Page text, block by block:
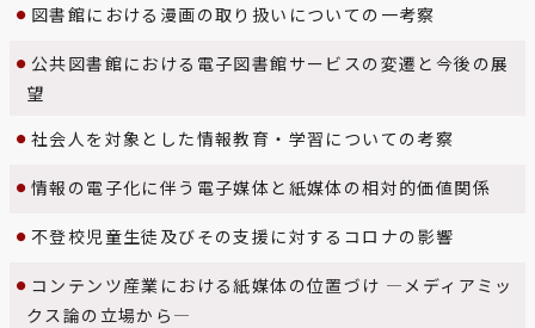
図書館における漫画の取り扱いについての一考察
公共図書館における電子図書館サービスの変遷と今後の展
望
社会人を対象とした情報教育・学習についての考察
情報の電子化に伴う電子媒体と紙媒体の相対的価値関係
不登校児童生徒及びその支援に対するコロナの影響
コンテンツ産業における紙媒体の位置づけ ―メディアミッ
クス論の立場から―